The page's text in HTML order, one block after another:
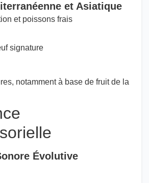
et Asiatique
et poissons frais
signature
notamment à base de fruit de la
Évolutive